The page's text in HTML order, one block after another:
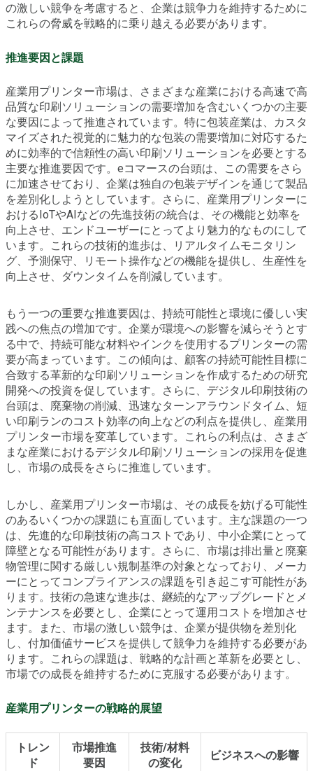
の激しい競争を考慮すると、企業は競争力を維持するために
これらの脅威を戦略的に乗り越える必要があります。
推進要因と課題
産業用プリンター市場は、さまざまな産業における高速で高
品質な印刷ソリューションの需要増加を含むいくつかの主要
な要因によって推進されています。特に包装産業は、カスタ
マイズされた視覚的に魅力的な包装の需要増加に対応するた
めに効率的で信頼性の高い印刷ソリューションを必要とする
主要な推進要因です。eコマースの台頭は、この需要をさら
に加速させており、企業は独自の包装デザインを通じて製品
を差別化しようとしています。さらに、産業用プリンターに
おけるIoTやAIなどの先進技術の統合は、その機能と効率を
向上させ、エンドユーザーにとってより魅力的なものにして
います。これらの技術的進歩は、リアルタイムモニタリン
グ、予測保守、リモート操作などの機能を提供し、生産性を
向上させ、ダウンタイムを削減しています。
もう一つの重要な推進要因は、持続可能性と環境に優しい実
践への焦点の増加です。企業が環境への影響を減らそうとす
る中で、持続可能な材料やインクを使用するプリンターの需
要が高まっています。この傾向は、顧客の持続可能性目標に
合致する革新的な印刷ソリューションを作成するための研究
開発への投資を促しています。さらに、デジタル印刷技術の
台頭は、廃棄物の削減、迅速なターンアラウンドタイム、短
い印刷ランのコスト効率の向上などの利点を提供し、産業用
プリンター市場を変革しています。これらの利点は、さまざ
まな産業におけるデジタル印刷ソリューションの採用を促進
し、市場の成長をさらに推進しています。
しかし、産業用プリンター市場は、その成長を妨げる可能性
のあるいくつかの課題にも直面しています。主な課題の一つ
は、先進的な印刷技術の高コストであり、中小企業にとって
障壁となる可能性があります。さらに、市場は排出量と廃棄
物管理に関する厳しい規制基準の対象となっており、メーカ
ーにとってコンプライアンスの課題を引き起こす可能性があ
ります。技術の急速な進歩は、継続的なアップグレードとメ
ンテナンスを必要とし、企業にとって運用コストを増加させ
ます。また、市場の激しい競争は、企業が提供物を差別化
し、付加価値サービスを提供して競争力を維持する必要があ
ります。これらの課題は、戦略的な計画と革新を必要とし、
市場での成長を維持するために克服する必要があります。
産業用プリンターの戦略的展望
トレン
ド
市場推進
要因
技術/材料
の変化
ビジネスへの影響